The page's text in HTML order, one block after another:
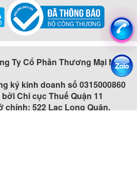
ký kinh doanh số 0315000860
Chi cục Thuế Quận 11
chính: 522 Lạc Long Quân,